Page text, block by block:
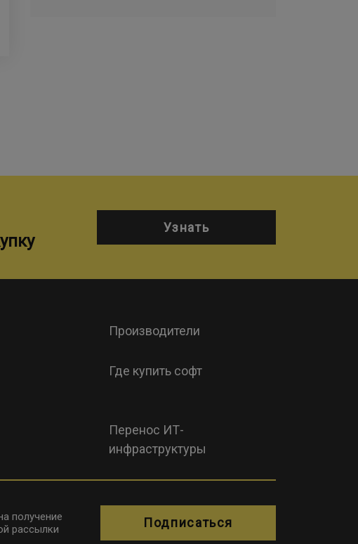
Узнать
Производители
Где купить софт
Перенос ИТ-
инфраструктуры
получение
рассылки
Подписаться